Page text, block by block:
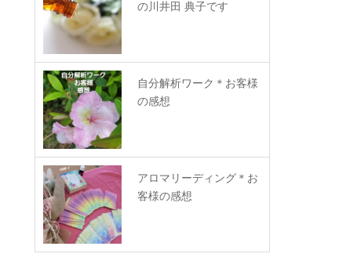
の川井田 典子です
自分解析ワーク＊お客様
の感想
アロマリーディング＊お
客様の感想